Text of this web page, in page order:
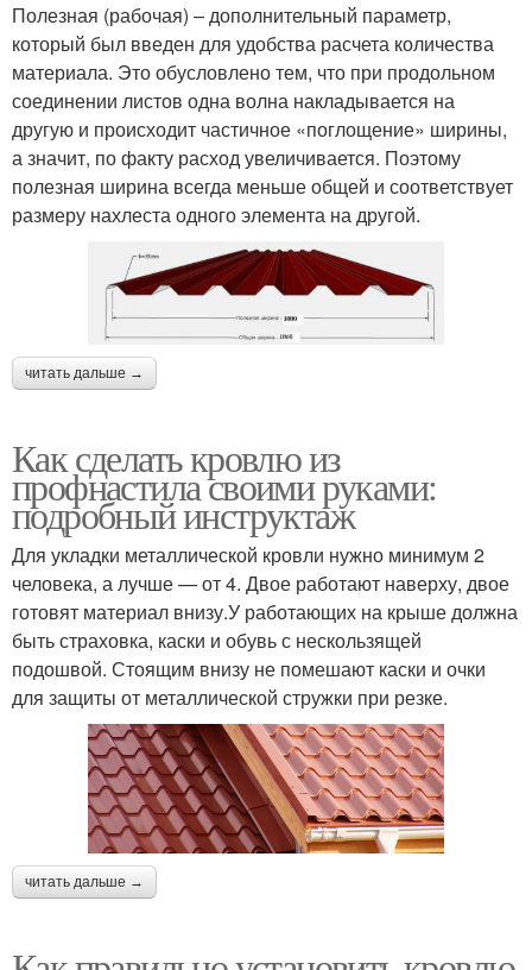
Полезная (рабочая) – дополнительный параметр,
который был введен для удобства расчета количества
материала. Это обусловлено тем, что при продольном
соединении листов одна волна накладывается на
другую и происходит частичное «поглощение» ширины,
а значит, по факту расход увеличивается. Поэтому
полезная ширина всегда меньше общей и соответствует
размеру нахлеста одного элемента на другой.
читать дальше →
Как сделать кровлю из
профнастила своими руками:
подробный инструктаж
Для укладки металлической кровли нужно минимум 2
человека, а лучше — от 4. Двое работают наверху, двое
готовят материал внизу.У работающих на крыше должна
быть страховка, каски и обувь с нескользящей
подошвой. Стоящим внизу не помешают каски и очки
для защиты от металлической стружки при резке.
читать дальше →